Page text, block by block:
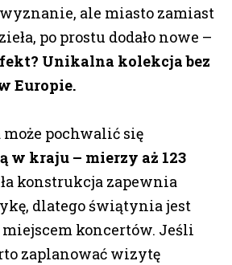
ale miasto zamiast
po prostu dodało nowe –
Unikalna kolekcja bez
Europie.
może pochwalić się
w kraju – mierzy aż 123
konstrukcja zapewnia
dlatego świątynia jest
koncertów. Jeśli
zaplanować wizytę